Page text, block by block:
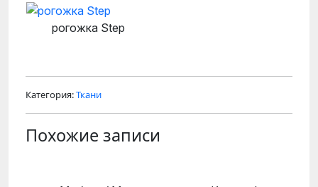
рогожка Step
Категория:Ткани
Похожие записи